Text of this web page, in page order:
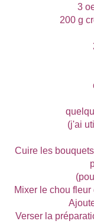
3
200 g
(j'ai
Cuire les
Mixer le chou
Verser la